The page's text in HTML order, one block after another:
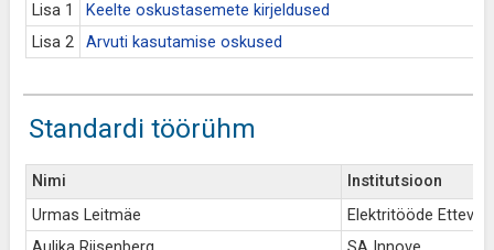
Lisa 1
Keelte oskustasemete kirjeldused
Lisa 2
Arvuti kasutamise oskused
Standardi töörühm
Nimi
Institutsioon
Urmas Leitmäe
Elektritööde